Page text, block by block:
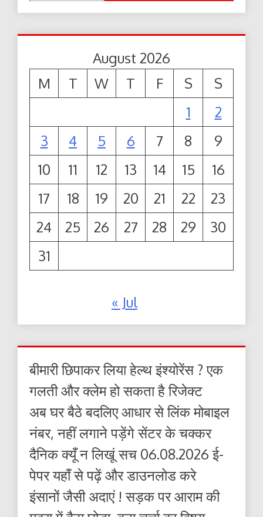
August 2026
M
T W T F S
S
1
2
3
4 5 6 7 8
9
10
11 12 13 14 15
16
17
18 19 20 21 22
23
24
25 26 27 28 29
30
31
« Jul
बीमारी छिपाकर लिया हेल्थ इंश्योरेंस ? एक
गलती और क्लेम हो सकता है रिजेक्ट
अब घर बैठे बदलिए आधार से लिंक मोबाइल
नंबर, नहीं लगाने पड़ेंगे सेंटर के चक्कर
दैनिक क्यूँ न लिखूं सच 06.08.2026 ई-
पेपर यहाँ से पढ़ें और डाउनलोड करे
इंसानों जैसी अदाएं ! सड़क पर आराम की